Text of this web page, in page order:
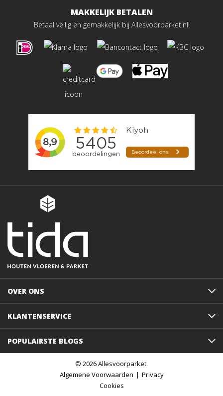
MAKKELIJK BETALEN
Betaal veilig en gemakkelijk bij Allesvoorparket.nl!
OVER ONS
KLANTENSERVICE
POPULAIRSTE BLOGS
© 2026 Allesvoorparket.
Algemene Voorwaarden
Privacy
Cookies